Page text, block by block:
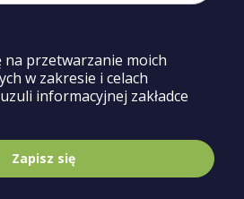
na przetwarzanie moich
w zakresie i celach
informacyjnej zakładce
Zapisz się